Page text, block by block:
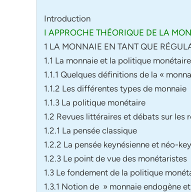
Introduction
I APPROCHE THÉORIQUE DE LA
1 LA MONNAIE EN TANT QUE
1.1 La monnaie et la politique monétaire
1.1.1 Quelques définitions de la «
1.1.2 Les différentes types de monnaie
1.1.3 La politique monétaire
1.2 Revues littéraires et débats sur les
1.2.1 La pensée classique
1.2.2 La pensée keynésienne et néo-
1.2.3 Le point de vue des monétaristes
1.3 Le fondement de la politique
1.3.1 Notion de » monnaie endogène